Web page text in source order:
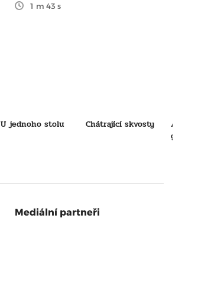
1 m 43 s
U jednoho stolu Chátrající skvosty
Architekti
generace
Mediální partneři